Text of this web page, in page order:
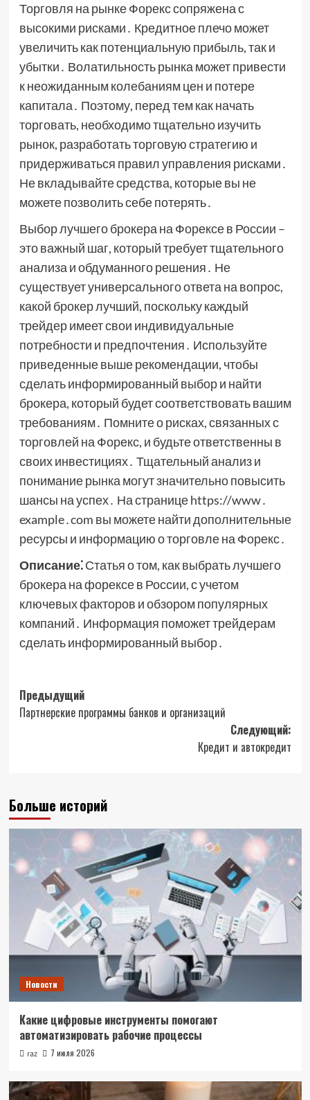
Торговля на рынке Форекс сопряжена с
высокими рисками․ Кредитное плечо может
увеличить как потенциальную прибыль, так и
убытки․ Волатильность рынка может привести
к неожиданным колебаниям цен и потере
капитала․ Поэтому, перед тем как начать
торговать, необходимо тщательно изучить
рынок, разработать торговую стратегию и
придерживаться правил управления рисками․
Не вкладывайте средства, которые вы не
можете позволить себе потерять․
Выбор лучшего брокера на Форексе в России –
это важный шаг, который требует тщательного
анализа и обдуманного решения․ Не
существует универсального ответа на вопрос,
какой брокер лучший, поскольку каждый
трейдер имеет свои индивидуальные
потребности и предпочтения․ Используйте
приведенные выше рекомендации, чтобы
сделать информированный выбор и найти
брокера, который будет соответствовать вашим
требованиям․ Помните о рисках, связанных с
торговлей на Форекс, и будьте ответственны в
своих инвестициях․ Тщательный анализ и
понимание рынка могут значительно повысить
шансы на успех․ На странице https://www․
example․com вы можете найти дополнительные
ресурсы и информацию о торговле на Форекс․
Описание⁚Статья о том, как выбрать лучшего
брокера на форексе в России, с учетом
ключевых факторов и обзором популярных
компаний․ Информация поможет трейдерам
сделать информированный выбор․
Навигация
записи
Предыдущий
Партнерские программы банков и организаций
Следующий:
Кредит и автокредит
Больше историй
Новости
Какие цифровые инструменты помогают
автоматизировать рабочие процессы
raz 7 июля 2026